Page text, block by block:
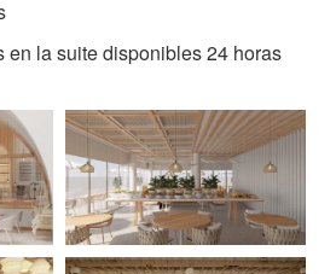
en la suite disponibles 24 horas